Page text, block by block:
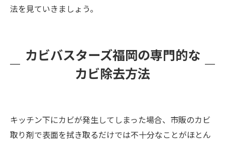
法を見ていきましょう。
カビバスターズ福岡の専門的な
カビ除去方法
キッチン下にカビが発生してしまった場合、市販のカビ
取り剤で表面を拭き取るだけでは不十分なことがほとん